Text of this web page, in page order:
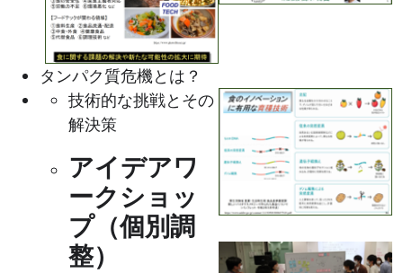
タンパク質危機とは？
技術的な挑戦とその
解決策
アイデアワ
ークショッ
プ（個別調
整）